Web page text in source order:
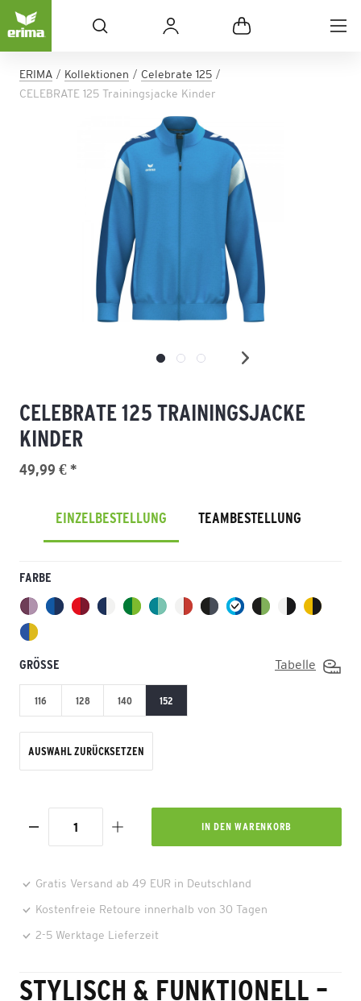
ERIMA Kollektionen
Celebrate 125
CELEBRATE 125 Trainingsjacke Kinder
CELEBRATE 125 TRAININGSJACKE
KINDER
49,99 € *
EINZELBESTELLUNG TEAMBESTELLUNG
FARBE
GRÖSSE Tabelle
116 128 140 152
AUSWAHL ZURÜCKSETZEN
IN DEN WARENKORB
Gratis Versand ab 49 EUR in Deutschland
Kostenfreie Retoure innerhalb von 30 Tagen
2-5 Werktage Lieferzeit
STYLISCH & FUNKTIONELL –